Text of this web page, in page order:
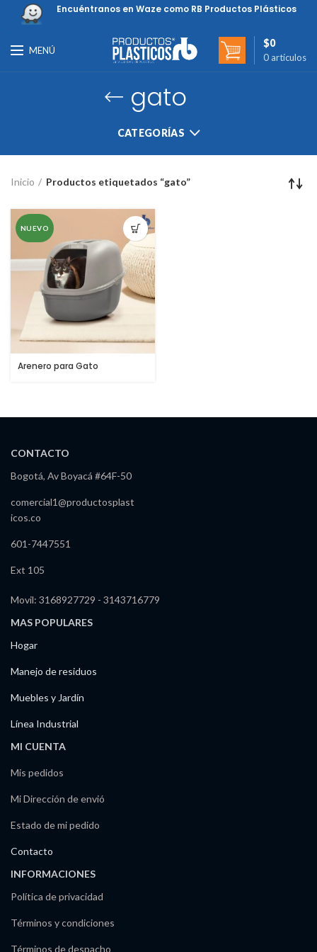
Encuéntranos en Waze como RB Productos Plásticos
MENÚ
0 artículos
$0
gato
CATEGORÍAS
Inicio Productos etiquetados “gato”
NUEVO
Arenero para Gato
CONTACTO
Bogotá, Av Boyacá #64F-50
comercial1@productosplast
icos.co
601-7447551
Ext 105
Movil: 3168927729 - 3143716779
MAS POPULARES
Hogar
Manejo de residuos
Muebles y Jardín
Línea Industrial
MI CUENTA
Mis pedidos
Mi Dirección de envió
Estado de mi pedido
Contacto
INFORMACIONES
Política de privacidad
Términos y condiciones
Términos de despacho